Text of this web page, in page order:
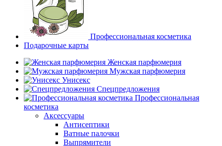
Профессиональная косметика
Подарочные карты
Женская парфюмерия
Мужская парфюмерия
Унисекс
Спецпредложения
Профессиональная
косметика
Аксессуары
Антисептики
Ватные палочки
Выпрямители